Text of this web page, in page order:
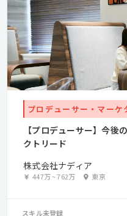
プロデューサー・マーケ
【プロデューサー】今後
クトリード
株式会社ナディア
447万~762万 東京
スキル未登録